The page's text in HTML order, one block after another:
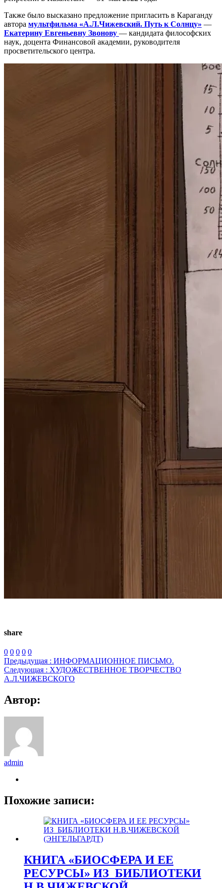
Также было высказано предложение пригласить в Караганду
автора мультфильма «А.Л.Чижевский. Путь к Солнцу» —
Екатерину Евгеньевну Звонову — кандидата философских
наук, доцента Финансовой академии, руководителя
просветительского центра.
share
0 0 0 0 0
Предыдущая : ИНФОРМАЦИОННОЕ ПИСЬМО.
Следующая : ХУДОЖЕСТВЕННОЕ ТВОРЧЕСТВО
А.Л.ЧИЖЕВСКОГО
Автор:
admin
Похожие записи:
КНИГА «БИОСФЕРА И ЕЕ
РЕСУРСЫ» ИЗ_БИБЛИОТЕКИ